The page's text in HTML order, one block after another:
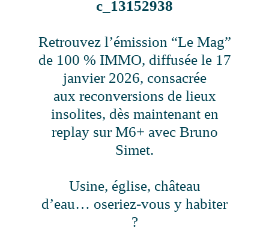
c_13152938
Retrouvez l’émission “Le Mag”
de 100 % IMMO, diffusée le 17
janvier 2026, consacrée
aux reconversions de lieux
insolites, dès maintenant en
replay sur M6+ avec Bruno
Simet.
Usine, église, château
d’eau… oseriez-vous y habiter
?